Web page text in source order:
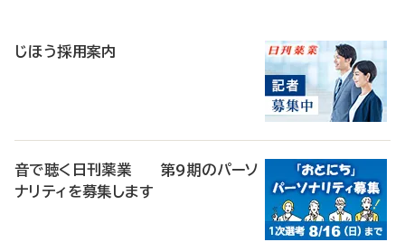
じほう採用案内
音で聴く日刊薬業 第9期のパーソ
ナリティを募集します